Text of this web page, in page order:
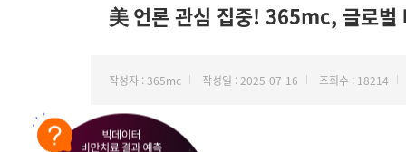
美 언론 관심 집중! 365mc, 글로벌
작성자 : 365mc 작성일 : 2025-07-16 조회수 : 18214